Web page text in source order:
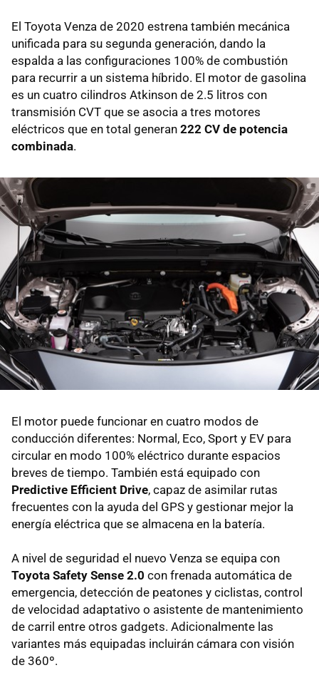
El Toyota Venza de 2020 estrena también mecánica
unificada para su segunda generación, dando la
espalda a las configuraciones 100% de combustión
para recurrir a un sistema híbrido. El motor de gasolina
es un cuatro cilindros Atkinson de 2.5 litros con
transmisión CVT que se asocia a tres motores
eléctricos que en total generan 222 CV de potencia
combinada.
El motor puede funcionar en cuatro modos de
conducción diferentes: Normal, Eco, Sport y EV para
circular en modo 100% eléctrico durante espacios
breves de tiempo. También está equipado con
Predictive Efficient Drive, capaz de asimilar rutas
frecuentes con la ayuda del GPS y gestionar mejor la
energía eléctrica que se almacena en la batería.
A nivel de seguridad el nuevo Venza se equipa con
Toyota Safety Sense 2.0 con frenada automática de
emergencia, detección de peatones y ciclistas, control
de velocidad adaptativo o asistente de mantenimiento
de carril entre otros gadgets. Adicionalmente las
variantes más equipadas incluirán cámara con visión
de 360º.